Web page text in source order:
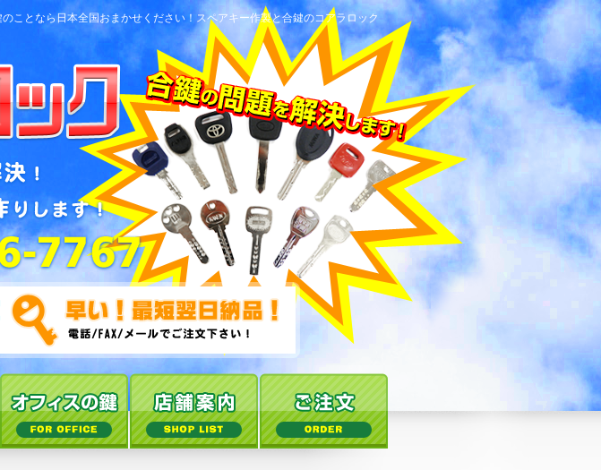
ことなら日本全国おまかせください！スペアキー作製と合鍵のコアラロック